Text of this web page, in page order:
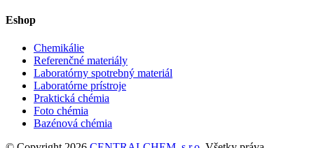
Eshop
Chemikálie
Referenčné materiály
Laboratórny spotrebný materiál
Laboratórne prístroje
Praktická chémia
Foto chémia
Bazénová chémia